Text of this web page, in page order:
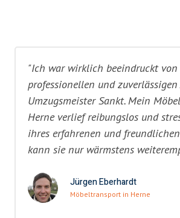
"Ich war wirklich beeindruckt von
professionellen und
Umzugsmeister Sankt. Mein
Herne verlief reibungslos und
ihres erfahrenen und freundlichen
kann sie nur wärmstens
Jürgen Eberhardt
Möbeltransport in Herne